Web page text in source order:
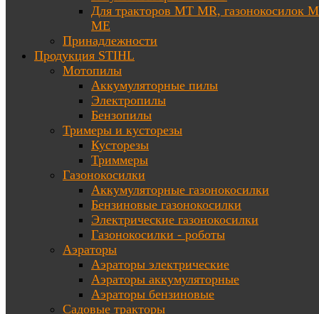
Для тракторов МТ MR, газонокосилок
ME
Принадлежности
Продукция STIHL
Мотопилы
Аккумуляторные пилы
Электропилы
Бензопилы
Тримеры и кусторезы
Кусторезы
Триммеры
Газонокосилки
Аккумуляторные газонокосилки
Бензиновые газонокосилки
Электрические газонокосилки
Газонокосилки - роботы
Аэраторы
Аэраторы электрические
Аэраторы аккумуляторные
Аэраторы бензиновые
Садовые тракторы